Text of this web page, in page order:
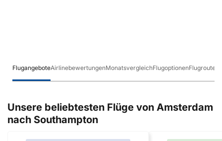
FlugangeboteAirlinebewertungenMonatsvergleichFlugoptionenFlugrouten
Unsere beliebtesten Flüge von Amsterdam
nach Southampton